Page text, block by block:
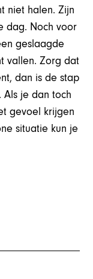
niet halen. Zijn
dag. Noch voor
geslaagde
vallen. Zorg dat
dan is de stap
je dan toch
gevoel krijgen
situatie kun je